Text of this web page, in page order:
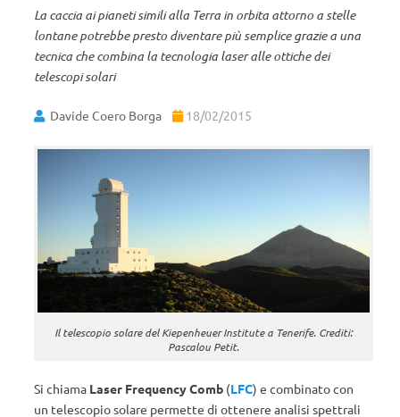
La caccia ai pianeti simili alla Terra in orbita attorno a stelle
lontane potrebbe presto diventare più semplice grazie a una
tecnica che combina la tecnologia laser alle ottiche dei
telescopi solari
Davide Coero Borga 18/02/2015
Il telescopio solare del Kiepenheuer Institute a Tenerife. Crediti:
Pascalou Petit.
Si chiama Laser Frequency Comb (LFC) e combinato con
un telescopio solare permette di ottenere analisi spettrali